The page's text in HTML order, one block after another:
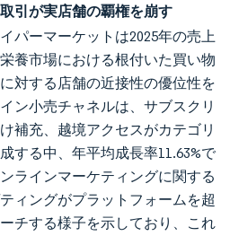
引が実店舗の覇権を崩す
パーマーケットは2025年の売上
養市場における根付いた買い物
対する店舗の近接性の優位性を
ン小売チャネルは、サブスクリ
補充、越境アクセスがカテゴリ
する中、年平均成長率11.63%で
ラインマーケティングに関する
ィングがプラットフォームを超
チする様子を示しており、これ